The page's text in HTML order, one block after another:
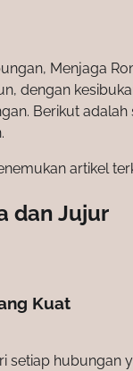
Menjaga
dengan
Berikut
artikel
dan Jujur
Kuat
setiap hubungan